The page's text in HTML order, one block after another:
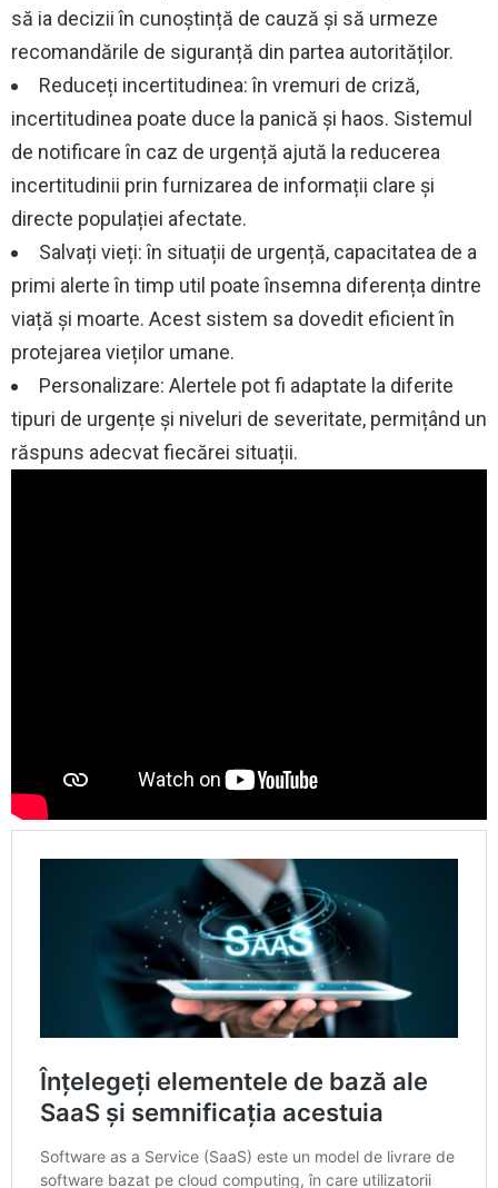
să ia decizii în cunoștință de cauză și să urmeze
recomandările de siguranță din partea autorităților.
Reduceți incertitudinea: în vremuri de criză,
incertitudinea poate duce la panică și haos. Sistemul
de notificare în caz de urgență ajută la reducerea
incertitudinii prin furnizarea de informații clare și
directe populației afectate.
Salvați vieți: în situații de urgență, capacitatea de a
primi alerte în timp util poate însemna diferența dintre
viață și moarte. Acest sistem sa dovedit eficient în
protejarea vieților umane.
Personalizare: Alertele pot fi adaptate la diferite
tipuri de urgențe și niveluri de severitate, permițând un
răspuns adecvat fiecărei situații.